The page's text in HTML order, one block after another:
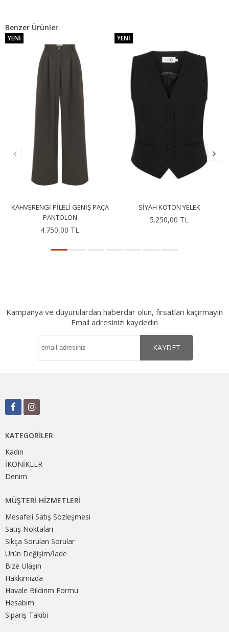
Benzer Ürünler
KAHVERENGI PILELI GENIŞ PAÇA
PANTOLON
4.750,00 TL
YENI
SIYAH KOTON YELEK
5.250,00 TL
YENI
Kampanya ve duyurulardan haberdar olun, fırsatları kaçırmayın
Email adresinizi kaydedin
KAYDET
KATEGORILER
Kadın
İKONİKLER
Denim
MÜŞTERI HIZMETLERI
Mesafeli Satış Sözleşmesi
Satış Noktaları
Sıkça Sorulan Sorular
Ürün Değişim/İade
Bize Ulaşın
Hakkımızda
Havale Bildirim Formu
Hesabım
Sipariş Takibi